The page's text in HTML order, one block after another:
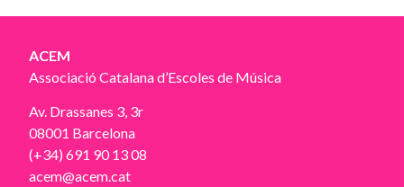
ACEM
Associació Catalana d’Escoles de Música
Av. Drassanes 3, 3r
08001 Barcelona
(+34) 691 90 13 08
acem@acem.cat